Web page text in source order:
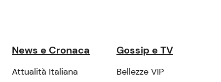
News e Cronaca
Attualità Italiana
Gossip e TV
Bellezze VIP